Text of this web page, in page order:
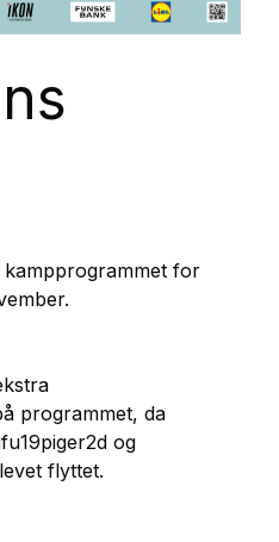
for
programmet, da
og
flyttet.